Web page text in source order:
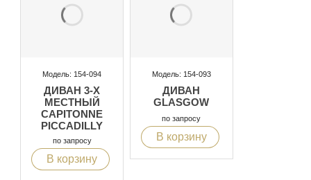
Модель: 154-094
ДИВАН 3-Х
МЕСТНЫЙ
CAPITONNE
PICCADILLY
по запросу
В корзину
Модель: 154-093
ДИВАН
GLASGOW
по запросу
В корзину